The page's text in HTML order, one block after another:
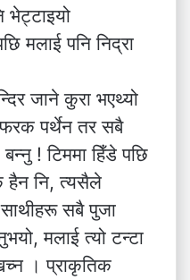
भेट्टाइयो
मलाई पनि निद्रा
जाने कुरा भएथ्यो
पर्थेन तर सबै
! टिममा हिँडे पछि
हैन नि, त्यसैले
सबै पुजा
मलाई त्यो टन्टा
। प्राकृतिक